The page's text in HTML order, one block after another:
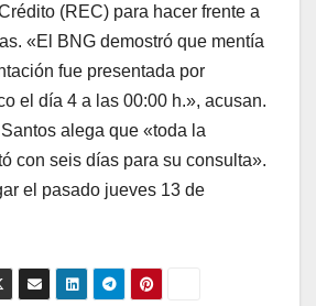
(REC) para hacer frente a
«El BNG demostró que mentía
fue presentada por
el día 4 a las 00:00 h.», acusan.
alega que «toda la
con seis días para su consulta».
el pasado jueves 13 de